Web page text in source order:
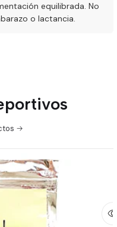
equilibrada. No
o lactancia.